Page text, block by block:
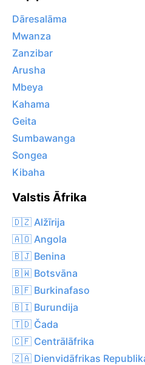
Dāresalāma
Mwanza
Zanzibar
Arusha
Mbeya
Kahama
Geita
Sumbawanga
Songea
Kibaha
Valstis Āfrika
🇩🇿 Alžīrija
🇦🇴 Angola
🇧🇯 Benina
🇧🇼 Botsvāna
🇧🇫 Burkinafaso
🇧🇮 Burundija
🇹🇩 Čada
🇨🇫 Centrālāfrika
🇿🇦 Dienvidāfrikas